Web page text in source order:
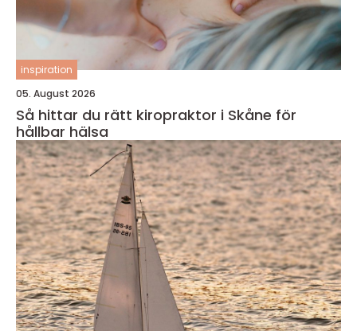
inspiration
05. August 2026
Så hittar du rätt kiropraktor i Skåne för
hållbar hälsa